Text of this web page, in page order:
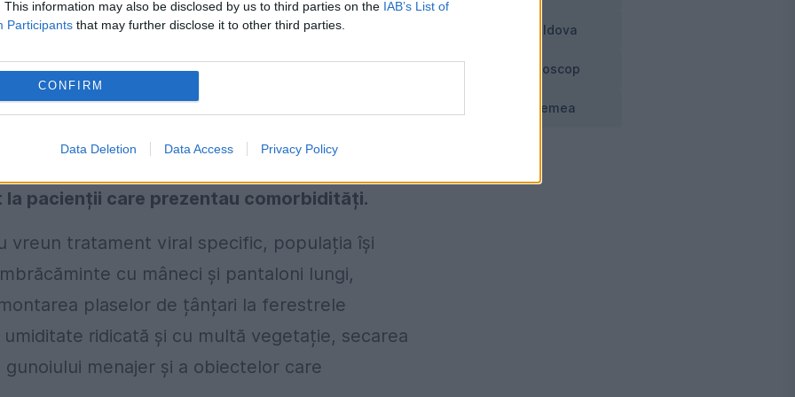
This information may also be disclosed by us to third parties on the IAB’s List of
Participants that may further disclose it to other third parties.
CONFIRM
Data Deletion Data Access Privacy Policy
sunt, în mare parte, asemănătoare cu
mai grave cum ar fi encefalită,
Cei mai afectați sunt copiii și
că nu este vorba de o epidemie, ci doar de
pacienții care prezentau comorbidități.
vreun tratament viral specific, populația își
cu mâneci și pantaloni lungi,
plaselor de țânțari la ferestrele
ridicată și cu multă vegetație, secarea
menajer și a obiectelor care
Moldova
Horoscop
Vremea